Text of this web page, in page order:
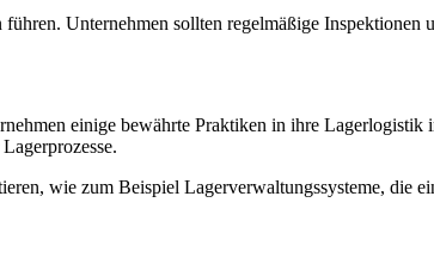
Unternehmen sollten regelmäßige
einige bewährte Praktiken in ihre
wie zum Beispiel Lagerverwaltungssysteme, die